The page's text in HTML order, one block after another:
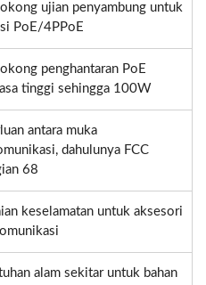
ujian penyambung untuk
PoE/4PPoE
penghantaran PoE
tinggi sehingga 100W
antara muka
dahulunya FCC
68
keselamatan untuk aksesori
alam sekitar untuk bahan